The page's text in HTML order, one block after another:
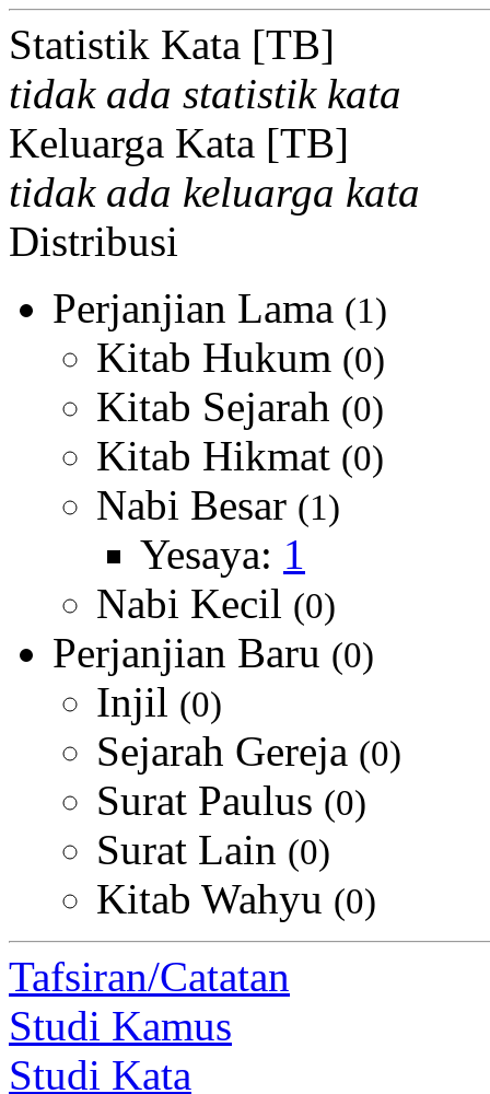
Statistik Kata [TB]
tidak ada statistik kata
Keluarga Kata [TB]
tidak ada keluarga kata
Distribusi
Perjanjian Lama (1)
Kitab Hukum (0)
Kitab Sejarah (0)
Kitab Hikmat (0)
Nabi Besar (1)
Yesaya: 1
Nabi Kecil (0)
Perjanjian Baru (0)
Injil (0)
Sejarah Gereja (0)
Surat Paulus (0)
Surat Lain (0)
Kitab Wahyu (0)
Tafsiran/Catatan
Studi Kamus
Studi Kata